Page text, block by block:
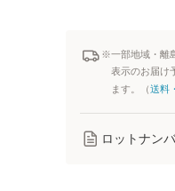
※一部地域・離
表示のお届け
ます。（送料
ロットナンバ